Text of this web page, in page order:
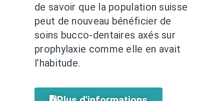
de savoir que la population suisse
peut de nouveau bénéficier de
soins bucco-dentaires axés sur
prophylaxie comme elle en avait
l’habitude.